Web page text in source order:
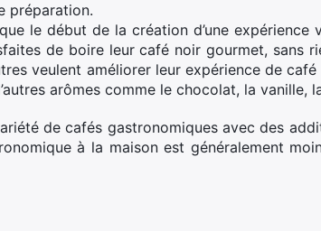
préparation.
le début de la création d’une
de boire leur café noir gourmet, sans
veulent améliorer leur expérience de
arômes comme le chocolat, la vanille,
de cafés gastronomiques avec des
à la maison est généralement